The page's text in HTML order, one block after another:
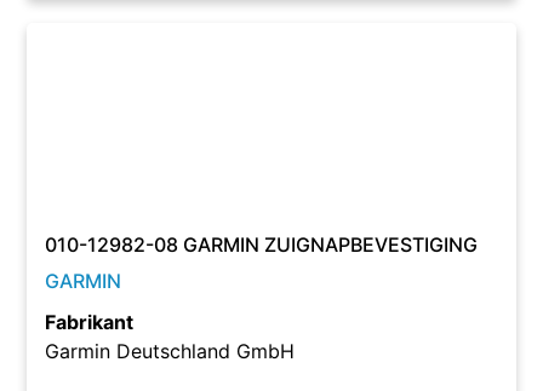
010-12982-08 GARMIN ZUIGNAPBEVESTIGING
GARMIN
Fabrikant
Garmin Deutschland GmbH